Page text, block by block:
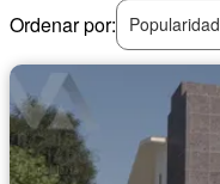
Ordenar por:
Popularidad